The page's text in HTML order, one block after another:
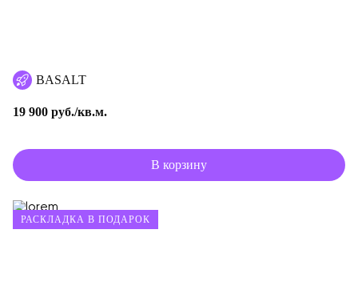
BASALT
19 900 руб./кв.м.
В корзину
РАСКЛАДКА В ПОДАРОК